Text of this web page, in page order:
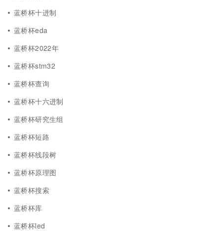
蓝桥杯十进制
蓝桥杯eda
蓝桥杯2022年
蓝桥杯stm32
蓝桥杯查询
蓝桥杯十六进制
蓝桥杯研究生组
蓝桥杯短路
蓝桥杯线段树
蓝桥杯原理图
蓝桥杯搜索
蓝桥杯库
蓝桥杯led